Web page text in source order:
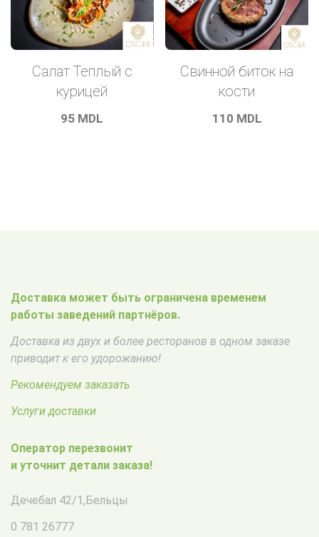
Салат Теплый с
курицей
95 MDL
Свинной биток на
кости
110 MDL
Доставка может быть ограничена временем
работы заведений партнёров.
Доставка из двух и более ресторанов в одном заказе
приводит к его удорожанию!
Рекомендуем заказать
Услуги доставки
Оператор перезвонит
и уточнит детали заказа!
Дечебал 42/1,Бельцы
0 781 26777